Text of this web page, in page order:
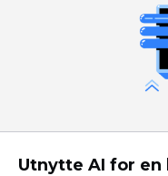
Utnytte AI for